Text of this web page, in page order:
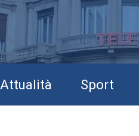
Attualità Sport